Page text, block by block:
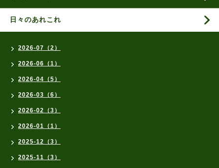
日々のあれこれ
2026-07（2）
2026-06（1）
2026-04（5）
2026-03（6）
2026-02（3）
2026-01（1）
2025-12（3）
2025-11（3）